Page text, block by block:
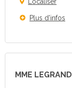
Plus d'infos
MME